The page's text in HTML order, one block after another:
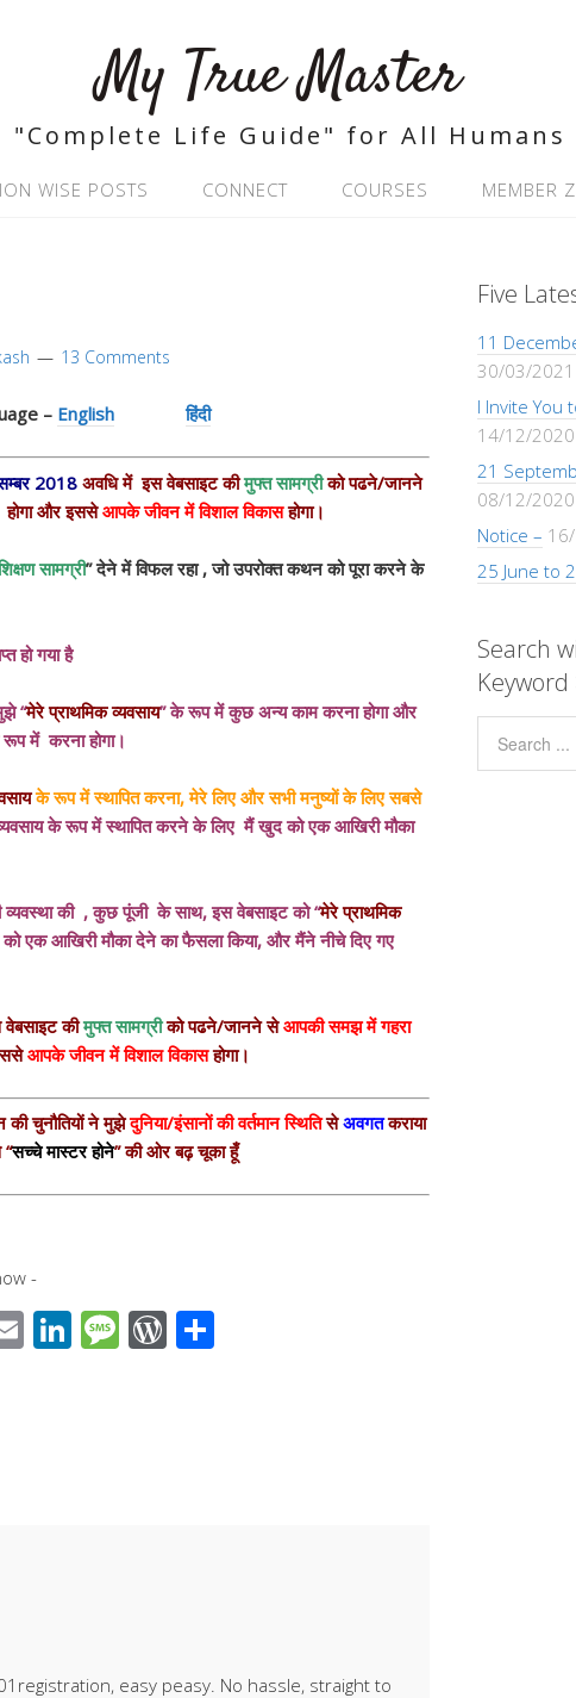
My True Master
"Complete Life Guide" for All Humans
WISE POSTS CONNECT COURSES MEMBER
13 Comments
– English हिंदी
2018 अवधि में इस वेबसाइट कीमुफ्त सामग्रीको पढने/जानने
और इससेआपके जीवन में विशाल विकासहोगा।
सामग्री” देने में विफल रहा , जो उपरोक्त कथन को पूरा करने के
हो गया है
“मेरे प्राथमिक व्यवसाय” के रूप में कुछ अन्य काम करना होगा और
में करना होगा।
के रूप में स्थापित करना, मेरे लिए और सभी मनुष्यों के लिए सबसे
के रूप में स्थापित करने के लिए मैं खुद को एक आखिरी मौका
व्यवस्था की , कुछ पूंजी के साथ, इस वेबसाइट को “मेरे प्राथमिक
एक आखिरी मौका देने का फैसला किया, और मैंने नीचे दिए गए
कीमुफ्त सामग्रीको पढने/जानने सेआपकी समझ में गहरा
आपके जीवन में विशाल विकासहोगा।
की चुनौतियों ने मुझेदुनिया/इंसानों की वर्तमान स्थितिसेअवगतकराया
“सच्चे मास्टर होने” की ओर बढ़ चूका हूँ
-
E
m
Li
n
M
e
W
or
easy peasy. No hassle, straight to
Five
11
30/03/2021
I Invite You
14/12/2020
21
08/12/2020
Notice –
25 June to
Search
Keyword